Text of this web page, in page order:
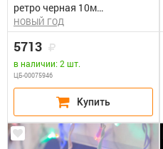
ретро черная 10м
40патронов шаг 25см.
НОВЫЙ ГОД
5713
в наличии: 2 шт.
ЦБ-00075946